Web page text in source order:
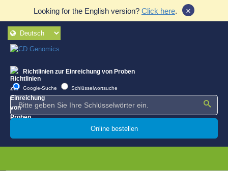
Looking for the English version? Click here. ×
Richtlinien zur Einreichung von Proben
Google-Suche Schlüsselwortsuche
Online bestellen